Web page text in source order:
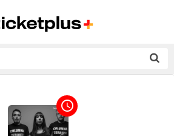
access_time